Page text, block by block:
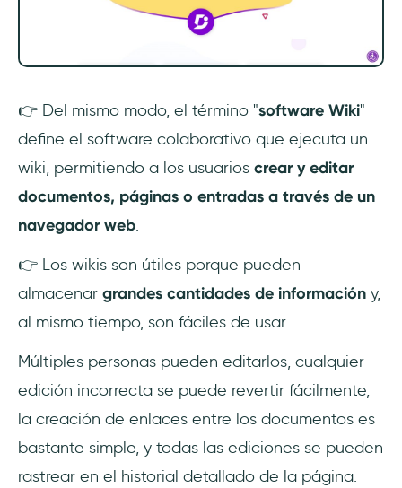
👉 Del mismo modo, el término "software Wiki"
define el software colaborativo que ejecuta un
wiki, permitiendo a los usuarios crear y editar
documentos, páginas o entradas a través de un
navegador web.
👉 Los wikis son útiles porque pueden
almacenar grandes cantidades de información y,
al mismo tiempo, son fáciles de usar.
Múltiples personas pueden editarlos, cualquier
edición incorrecta se puede revertir fácilmente,
la creación de enlaces entre los documentos es
bastante simple, y todas las ediciones se pueden
rastrear en el historial detallado de la página.